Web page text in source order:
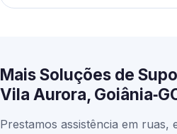
Mais Soluções de
Vila Aurora,
Prestamos assistência em ruas,